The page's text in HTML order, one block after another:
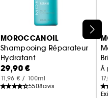
MOROCCANOIL
Shampooing Réparateur
Hydratant
29,90 €
11,96 € / 100ml
5508avis
À